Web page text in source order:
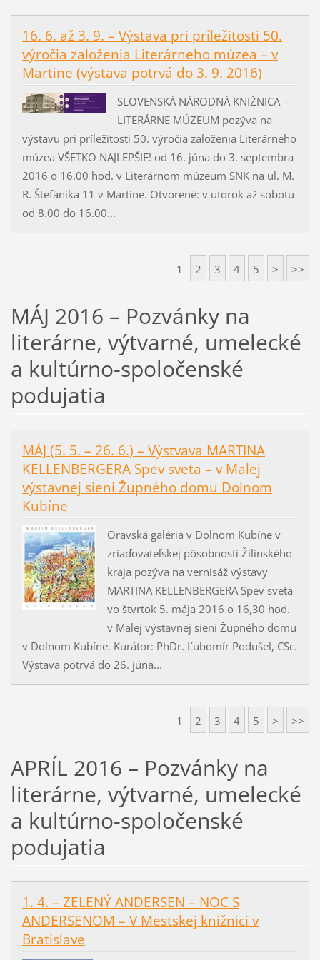
16. 6. až 3. 9. – Výstava pri príležitosti 50.
výročia založenia Literárneho múzea – v
Martine (výstava potrvá do 3. 9. 2016)
SLOVENSKÁ NÁRODNÁ KNIŽNICA –
LITERÁRNE MÚZEUM pozýva na
výstavu pri príležitosti 50. výročia založenia Literárneho
múzea VŠETKO NAJLEPŠIE! od 16. júna do 3. septembra
2016 o 16.00 hod. v Literárnom múzeum SNK na ul. M.
R. Štefánika 11 v Martine. Otvorené: v utorok až sobotu
od 8.00 do 16.00...
1 2 3 4 5 > >>
MÁJ 2016 – Pozvánky na
literárne, výtvarné, umelecké
a kultúrno-spoločenské
podujatia
MÁJ (5. 5. – 26. 6.) – Výstvava MARTINA
KELLENBERGERA Spev sveta – v Malej
výstavnej sieni Župného domu Dolnom
Kubíne
Oravská galéria v Dolnom Kubíne v
zriaďovateľskej pôsobnosti Žilinského
kraja pozýva na vernisáž výstavy
MARTINA KELLENBERGERA Spev sveta
vo štvrtok 5. mája 2016 o 16,30 hod.
v Malej výstavnej sieni Župného domu
v Dolnom Kubíne. Kurátor: PhDr. Ľubomír Podušel, CSc.
Výstava potrvá do 26. júna...
1 2 3 4 5 > >>
APRÍL 2016 – Pozvánky na
literárne, výtvarné, umelecké
a kultúrno-spoločenské
podujatia
1. 4. – ZELENÝ ANDERSEN – NOC S
ANDERSENOM – V Mestskej knižnici v
Bratislave